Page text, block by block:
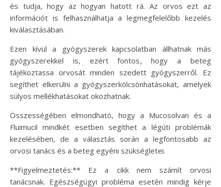
és tudja, hogy az hogyan hatott rá. Az orvos ezt az
információt is felhasználhatja a legmegfelelőbb kezelés
kiválasztásában.
Ezen kívül a gyógyszerek kapcsolatban állhatnak más
gyógyszerekkel is, ezért fontos, hogy a beteg
tájékoztassa orvosát minden szedett gyógyszerről. Ez
segíthet elkerülni a gyógyszerkölcsönhatásokat, amelyek
súlyos mellékhatásokat okozhatnak.
Összességében elmondható, hogy a Mucosolvan és a
Fluimucil mindkét esetben segíthet a légúti problémák
kezelésében, de a választás során a legfontosabb az
orvosi tanács és a beteg egyéni szükségletei.
**Figyelmeztetés:** Ez a cikk nem számít orvosi
tanácsnak. Egészségügyi probléma esetén mindig kérje